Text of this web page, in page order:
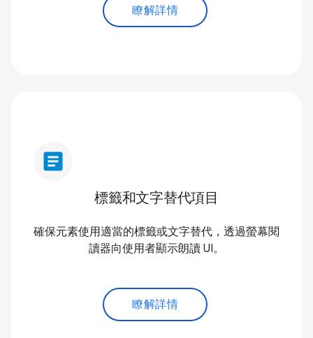
瞭解詳情
article
標籤和文字替代項目
確保元素使用適當的標籤或文字替代，透過螢幕閱
讀器向使用者顯示朗讀 UI。
瞭解詳情